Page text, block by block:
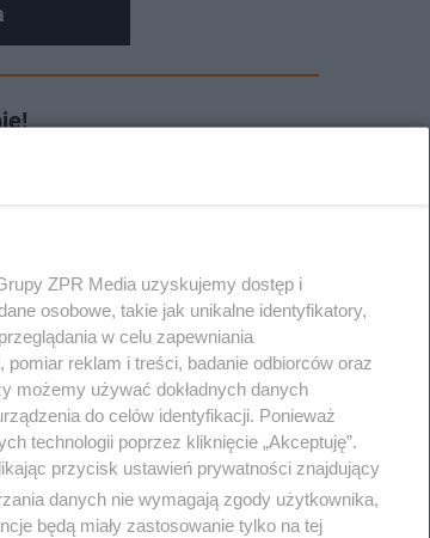
ZPR Media uzyskujemy dostęp i
osobowe, takie jak unikalne identyfikatory,
w celu zapewniania
reklam i treści, badanie odbiorców oraz
możemy używać dokładnych danych
do celów identyfikacji. Ponieważ
technologii poprzez kliknięcie „Akceptuję”.
przycisk ustawień prywatności znajdujący
danych nie wymagają zgody użytkownika,
będą miały zastosowanie tylko na tej